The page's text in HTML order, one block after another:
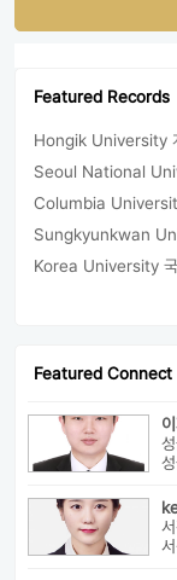
Featured Records
Hongik University
Seoul National
Columbia
Sungkyunkwan
Korea University 국
Featured Connect